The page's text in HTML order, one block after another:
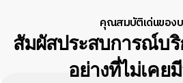
คุณสมบัติเด่นของ
สัมผัสประสบการณ์บริ
อย่างที่ไม่เคย